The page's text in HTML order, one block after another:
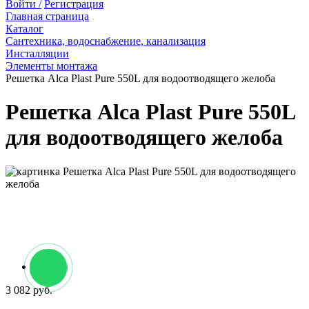
Войти / Регистрация
Главная страница
Каталог
Сантехника, водоснабжение, канализация
Инсталляции
Элементы монтажа
Решетка Alca Plast Pure 550L для водоотводящего желоба
Решетка Alca Plast Pure 550L
для водоотводящего желоба
3 082 руб.